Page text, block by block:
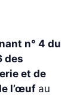
n° 4 du
des
et de
l’œuf au